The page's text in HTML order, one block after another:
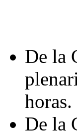
De la
horas.
De la